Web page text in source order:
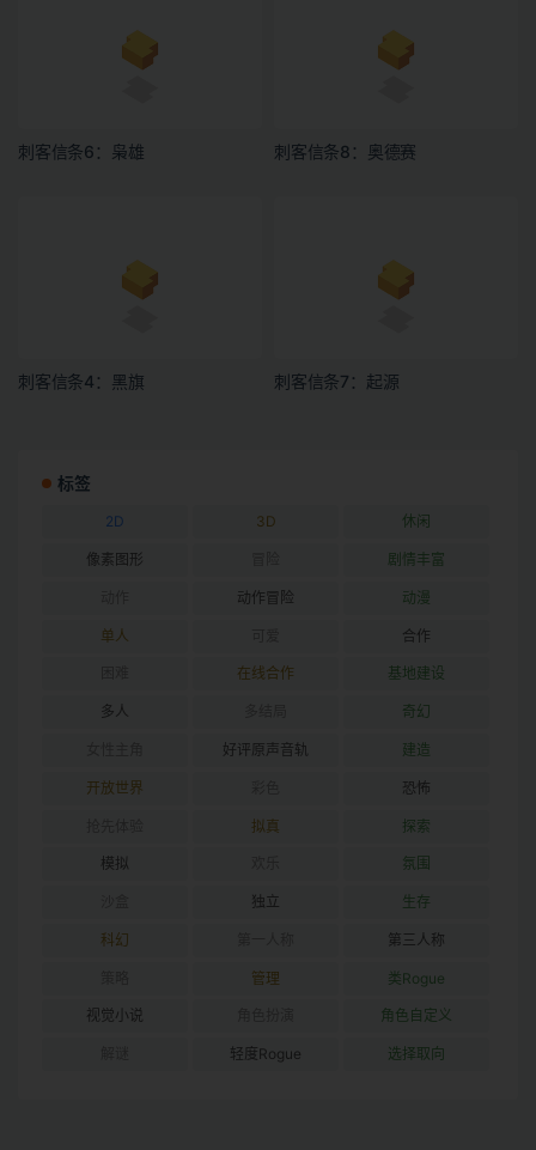
刺客信条6：枭雄 刺客信条8：奥德赛
刺客信条4：黑旗 刺客信条7：起源
标签
2D 3D 休闲
像素图形 剧情丰富
动作冒险 动漫
单人 合作
在线合作 基地建设
多人 奇幻
好评原声音轨 建造
开放世界 恐怖
拟真 探索
模拟 氛围
独立 生存
科幻 第三人称
管理 类Rogue
视觉小说 角色自定义
轻度Rogue 选择取向